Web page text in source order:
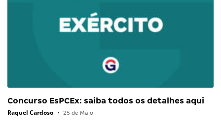
Concurso EsPCEx: saiba todos os detalhes aqui
Raquel Cardoso • 25 de Maio